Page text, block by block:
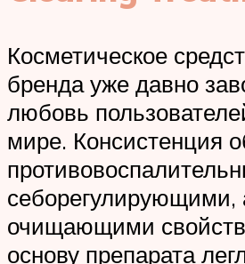
Косметическое
бренда уже давно
любовь
мире. Консистенция
себорегулирующими,
очищающими
основу препарата